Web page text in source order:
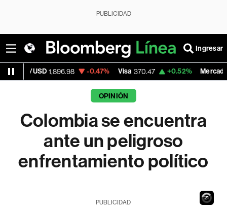
PUBLICIDAD
Ingresar
1,896.98 -0.47% Visa 370.47 +0.52% MercadoLibre
OPINIÓN
Colombia se encuentra
ante un peligroso
enfrentamiento político
20
PUBLICIDAD